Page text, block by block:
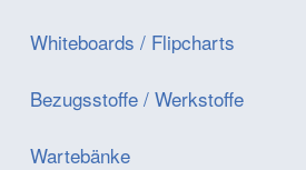
Whiteboards / Flipcharts
Bezugsstoffe / Werkstoffe
Wartebänke